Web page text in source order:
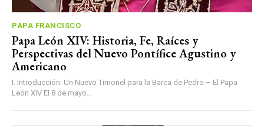
PAPA FRANCISCO
Papa León XIV: Historia, Fe, Raíces y
Perspectivas del Nuevo Pontífice Agustino y
Americano
I. Introducción: Un Nuevo Timonel para la Barca de Pedro – El Papa
León XIV El 8 de mayo...